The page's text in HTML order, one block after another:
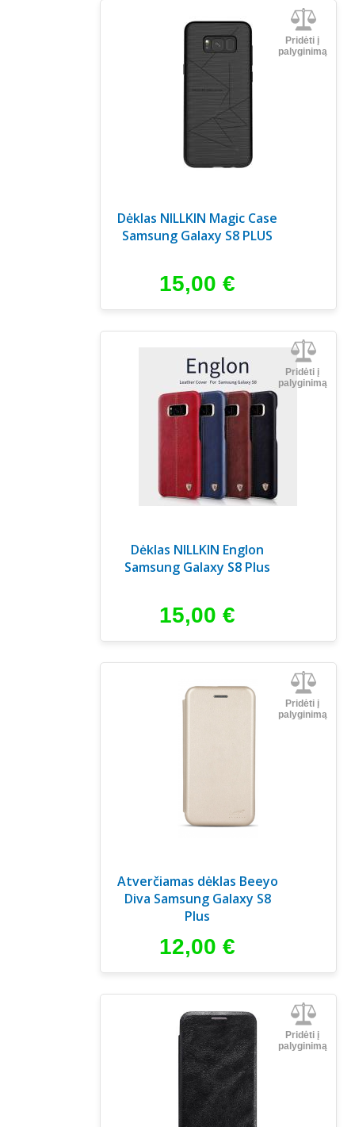
Dėklas NILLKIN Magic Case
Samsung Galaxy S8 PLUS
15,00 €
Pridėti į
palyginimą
Dėklas NILLKIN Englon
Samsung Galaxy S8 Plus
15,00 €
Pridėti į
palyginimą
Atverčiamas dėklas Beeyo
Diva Samsung Galaxy S8
Plus
12,00 €
Pridėti į
palyginimą
Pridėti į
palyginimą